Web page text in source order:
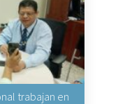
trabajan en